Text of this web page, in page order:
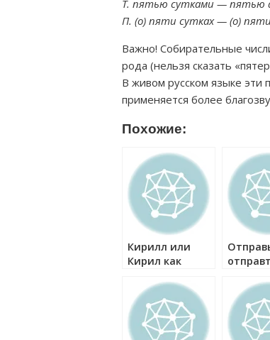
Т. пятью сутками — пятью
П. (о) пяти сутках — (о)
Важно! Собирательные
рода (нельзя сказать
В живом русском языке эти
применяется более
Похожие:
Кирилл или
Кирил как